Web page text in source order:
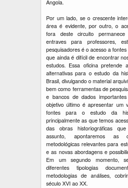
Angola.
Por um lado, se o crescente
área é evidente, por outro, o
fora deste circuito
entraves para professores,
pesquisadores é o acesso a
que ainda é difícil de encontrar
estudos. Essa oficina pretende
alternativas para o estudo da
Brasil, divulgando o material
bem como ferramentas de
e bancos de dados
objetivo último é apresentar um
fontes para o estudo da
principalmente as que temos
das obras historiográficas
assunto, apontaremos as
metodológicas relevantes para
e as novas abordagens e
Em um segundo momento,
diferentes tipologias
metodologias de análises,
século XVI ao XX.